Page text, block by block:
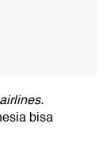
airlines.
bisa